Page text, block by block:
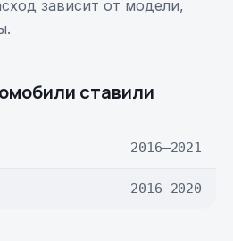
зависит от модели,
ставили
2016–2021
2016–2020